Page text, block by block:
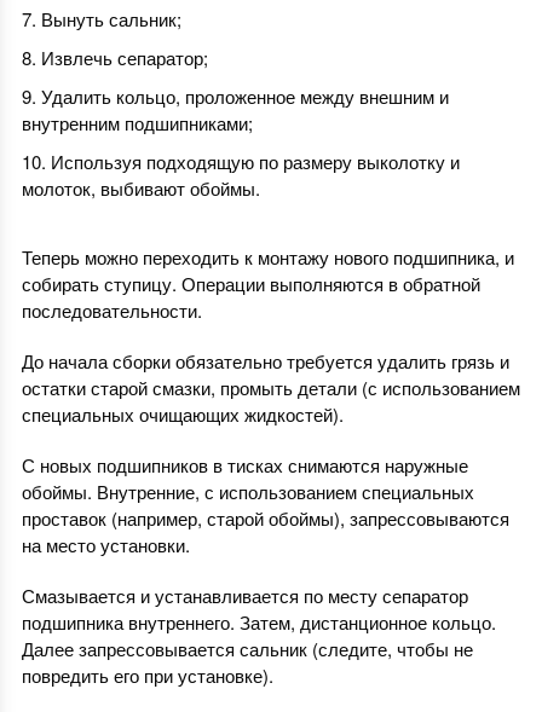
Вынуть сальник;
Извлечь сепаратор;
Удалить кольцо, проложенное между внешним и
внутренним подшипниками;
Используя подходящую по размеру выколотку и
молоток, выбивают обоймы.
Теперь можно переходить к монтажу нового подшипника, и
собирать ступицу. Операции выполняются в обратной
последовательности.
До начала сборки обязательно требуется удалить грязь и
остатки старой смазки, промыть детали (с использованием
специальных очищающих жидкостей).
С новых подшипников в тисках снимаются наружные
обоймы. Внутренние, с использованием специальных
проставок (например, старой обоймы), запрессовываются
на место установки.
Смазывается и устанавливается по месту сепаратор
подшипника внутреннего. Затем, дистанционное кольцо.
Далее запрессовывается сальник (следите, чтобы не
повредить его при установке).